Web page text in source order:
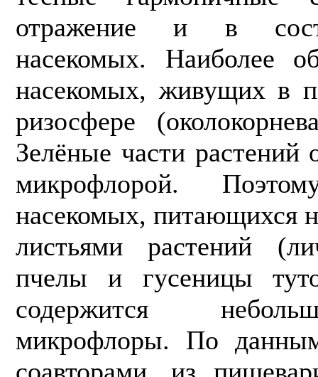
отражение и в
насекомых. Наиболее
насекомых, живущих в
ризосфере
Зелёные части растений
микрофлорой.
насекомых, питающихся
листьями растений
пчелы и гусеницы
содержится
микрофлоры. По